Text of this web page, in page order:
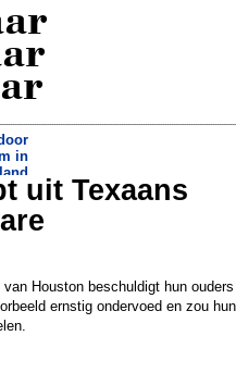
in
gespot in Bunne. De massa
naar een zeldzaam
uit Siberië
uit Texaans
Houston beschuldigt hun
ernstig ondervoed en zou